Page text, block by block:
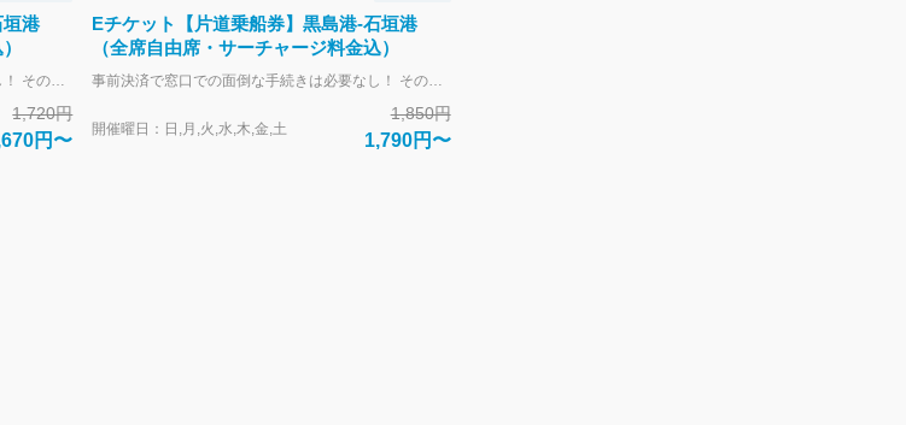
港
事前決済で窓口での面倒な手続きは必要なし！ そのまま乗船可能です。 大人-中学生以上 子供-小学生 幼児-未就学児 幼児のお子様は大人1名につき1名膝上扱いで無料となります。 大人の人数より多い場合やお席が必要な場合は子供運賃にてお申し込みください。 全席自由席。 片道づつの販売となります。 往復ご利用の場合はそれぞれご購入下さい。 往路と復路のご購入で往復割引と同額になるように、片道あたりの料金を割引しております。
1,720円
円〜
Eチケット【片道乗船券】黒島港-石垣港
（全席自由席・サーチャージ料金込）
事前決済で窓口での面倒な手続きは必要なし！ そのまま乗船可能です。 大人-中学生以上 子供-小学生 幼児-未就学児 幼児のお子様は大人1名につき1名膝上扱いで無料となります。 大人の人数より多い場合やお席が必要な場合は子供運賃にてお申し込みください。 全席自由席。 片道づつの販売となります。 往復ご利用の場合はそれぞれご購入下さい。 往路と復路のご購入で往復割引と同額になるように、片道あたりの料金を割引しております。
開催曜日：日,月,火,水,木,金,土
1,850円
1,790円〜